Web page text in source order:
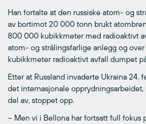
Han fortalte at den russiske atom- og
av bortimot 20 000 tonn brukt
800 000 kubikkmeter med radioaktivt
atom- og strålingsfarlige anlegg og
kubikkmeter radioaktivt avfall dumpet
Etter at Russland invaderte Ukraina 24.
det internasjonale opprydningsarbeidet,
del av, stoppet opp.
– Men vi i Bellona har fortsatt full fokus